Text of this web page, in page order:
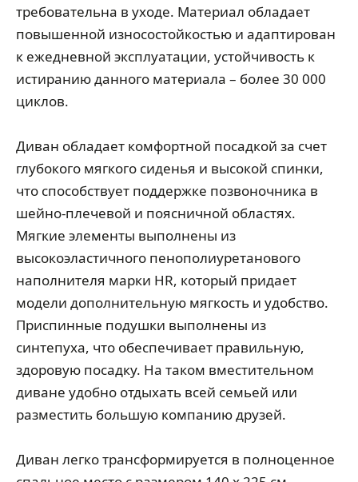
требовательна в уходе. Материал обладает
повышенной износостойкостью и адаптирован
к ежедневной эксплуатации, устойчивость к
истиранию данного материала – более 30 000
циклов.
Диван обладает комфортной посадкой за счет
глубокого мягкого сиденья и высокой спинки,
что способствует поддержке позвоночника в
шейно-плечевой и поясничной областях.
Мягкие элементы выполнены из
высокоэластичного пенополиуретанового
наполнителя марки HR, который придает
модели дополнительную мягкость и удобство.
Приспинные подушки выполнены из
синтепуха, что обеспечивает правильную,
здоровую посадку. На таком вместительном
диване удобно отдыхать всей семьей или
разместить большую компанию друзей.
Диван легко трансформируется в полноценное